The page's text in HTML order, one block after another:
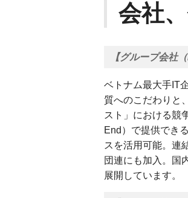
会社
【グループ会社
ベトナム最大手IT
質へのこだわりと
スト」における競
End）で提供でき
スを活用可能。連
団連にも加入。国
展開しています。